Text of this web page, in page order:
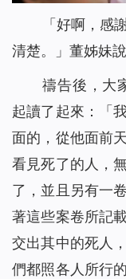
「好啊，感
清楚。」董姊妹
禱告後，大
起讀了起來：「
面的，從他面前
看見死了的人，
了，並且另有一
著這些案卷所記
交出其中的死人
們都照各人所行